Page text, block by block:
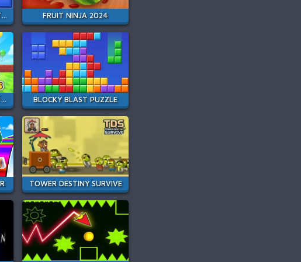
BLOCKBUSTER: ADVENTURES PUZZLE FRUIT NINJA 2024
STEAL A BRAINROT WITH NOOB AND PRO! BLOCKY BLAST PUZZLE
TOWER DESTINY SURVIVE